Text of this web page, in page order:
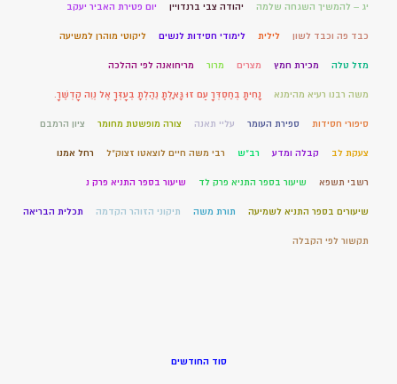
יג – להמשיך השגחה שלמה יהודה צבי ברנדויין יום פטירת האביר יעקב
כבד פה וכבד לשון לילית לימודי חסידות לנשים ליקוטי מוהרן למשיעה
מזל טלה מכירת חמץ מצרים מרור מריחואנה לפי ההלכה
משה רבנו רעיא מהימנא נָחִיתָ בְחַסְדְּךָ עַם זוּ גָּאָלְתָּ נֵהַלְתָּ בְעָזְּךָ אֶל נְוֵה קָדְשֶׁךָ.
סיפורי חסידות ספירת העומר עליי תאנה צורה מופשטת מחומר ציון הרמבם
צעקת לב קבלה ומדע רב"ש רבי משה חיים לוצאטו זצוק"ל רחל אמנו
רשבי תשפא שיעור בספר התניא פרק לד שיעור בספר התניא פרק נ
שיעורים בספר התניא לשמיעה תורת משה תיקוני הזוהר הקדמה תכלית הבריאה
תקשור לפי הקבלה
סוד החודשים